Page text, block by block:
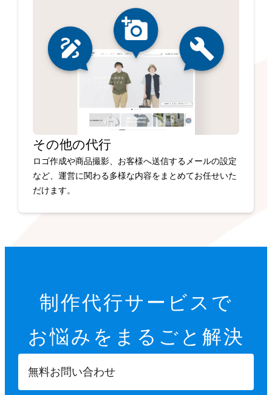
その他の代行
ロゴ作成や商品撮影、お客様へ送信するメールの設定
など、運営に関わる多様な内容をまとめてお任せいた
だけます。
制作代行サービスで
お悩みを まるごと解決
無料お問い合わせ